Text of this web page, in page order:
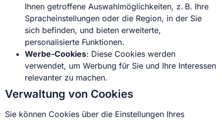
Ihnen getroffene Auswahlmöglichkeiten, z. B. Ihre
Spracheinstellungen oder die Region, in der Sie
sich befinden, und bieten erweiterte,
personalisierte Funktionen.
Werbe-Cookies: Diese Cookies werden
verwendet, um Werbung für Sie und Ihre Interessen
relevanter zu machen.
Verwaltung von Cookies
Sie können Cookies über die Einstellungen Ihres